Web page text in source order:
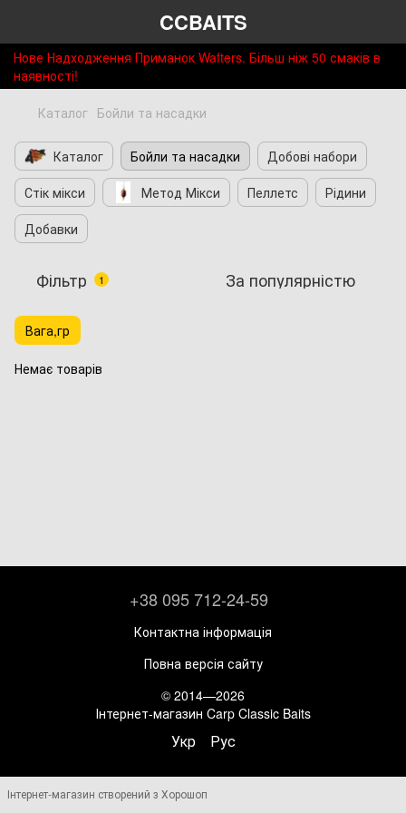
CCBAITS
Нове Надходження Приманок Wafters. Більш ніж 50 смаків в
наявності!
Каталог Бойли та насадки
Каталог Бойли та насадки
Добові набори
Стік мікси
Метод Мікси Пеллетс
Рідини
Добавки
Фільтр 1 За популярністю
Вага,гр
Немає товарів
+38 095 712-24-59
Контактна інформація
Повна версія сайту
© 2014—2026
Інтернет-магазин Carp Classic Baits
Укр Рус
Інтернет-магазин створений з Хорошоп